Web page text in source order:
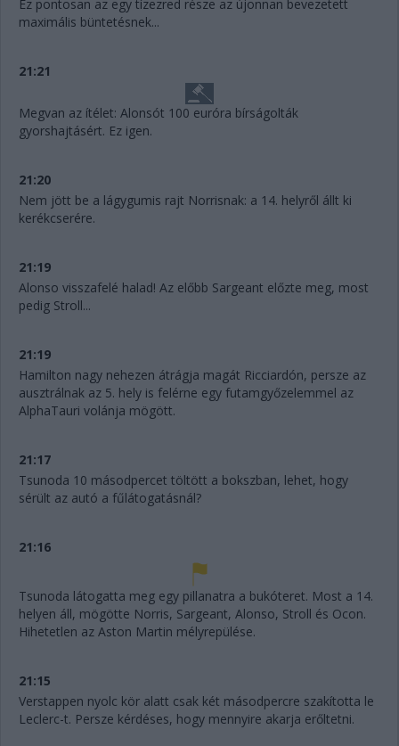
Ez pontosan az egy tízezred része az újonnan bevezetett
maximális büntetésnek...
21:21
Megvan az ítélet: Alonsót 100 euróra bírságolták
gyorshajtásért. Ez igen.
21:20
Nem jött be a lágygumis rajt Norrisnak: a 14. helyről állt ki
kerékcserére.
21:19
Alonso visszafelé halad! Az előbb Sargeant előzte meg, most
pedig Stroll...
21:19
Hamilton nagy nehezen átrágja magát Ricciardón, persze az
ausztrálnak az 5. hely is felérne egy futamgyőzelemmel az
AlphaTauri volánja mögött.
21:17
Tsunoda 10 másodpercet töltött a bokszban, lehet, hogy
sérült az autó a fűlátogatásnál?
21:16
Tsunoda látogatta meg egy pillanatra a bukóteret. Most a 14.
helyen áll, mögötte Norris, Sargeant, Alonso, Stroll és Ocon.
Hihetetlen az Aston Martin mélyrepülése.
21:15
Verstappen nyolc kör alatt csak két másodpercre szakította le
Leclerc-t. Persze kérdéses, hogy mennyire akarja erőltetni.